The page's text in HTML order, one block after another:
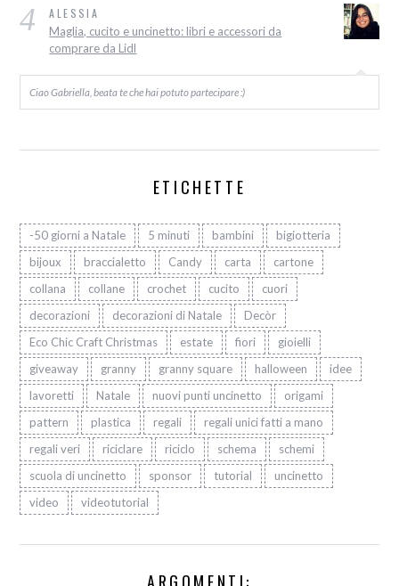
4 ALESSIA
Maglia, cucito e uncinetto: libri e accessori da
comprare da Lidl
Ciao Gabriella, beata te che hai potuto partecipare :)
ETICHETTE
-50 giorni a Natale 5 minuti bambini
bigiotteria
bijoux
braccialetto Candy carta
cartone
collana
collane crochet cucito
cuori
decorazioni
decorazioni di Natale
Decòr
Eco Chic Craft Christmas
estate fiori
gioielli
giveaway
granny granny square halloween
idee
lavoretti
Natale nuovi punti uncinetto
origami
pattern
plastica regali
regali unici fatti a mano
regali veri
riciclare riciclo schema
schemi
scuola di uncinetto
sponsor tutorial
uncinetto
video
videotutorial
ARGOMENTI: